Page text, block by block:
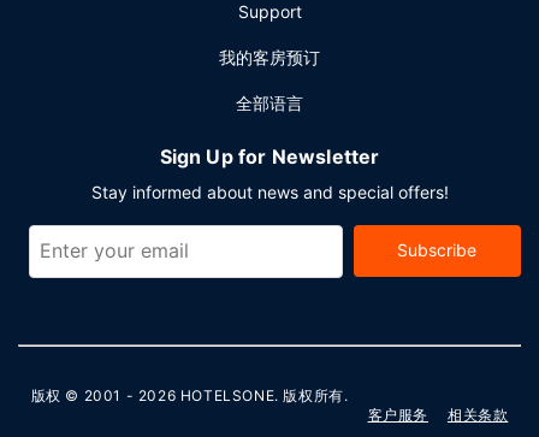
Support
我的客房预订
全部语言
Sign Up for Newsletter
Stay informed about news and special offers!
Subscribe
版权 © 2001 - 2026 HOTELSONE. 版权所有.
客户服务
相关条款